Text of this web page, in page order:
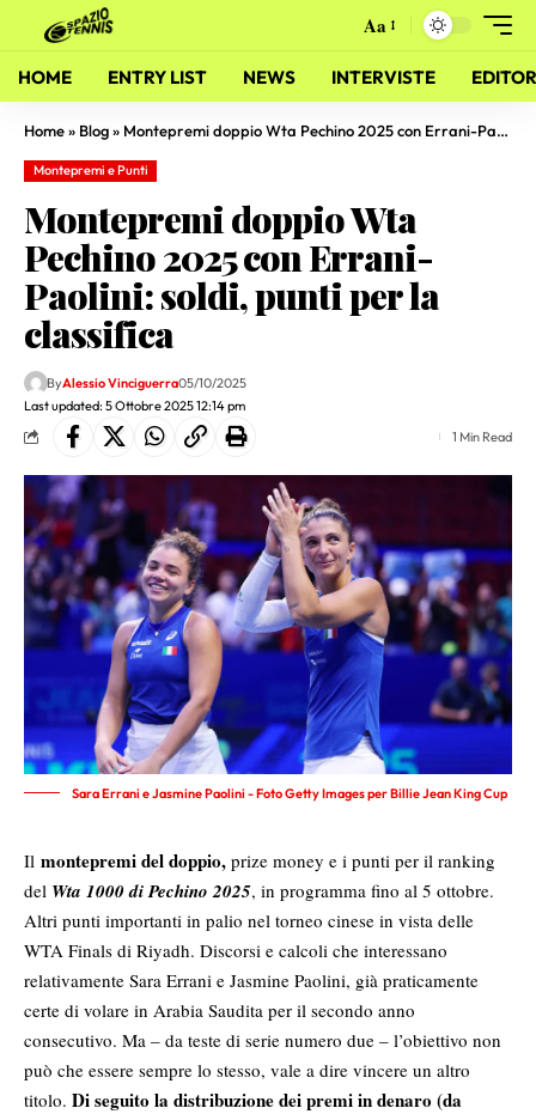
Aa
HOME ENTRY LIST NEWS INTERVISTE
Home» Blog» Montepremi doppio Wta Pechino 2025 con Errani-Paolini: soldi, punti per la classifica
Montepremi e Punti
Montepremi doppio Wta
Pechino 2025 con Errani-
Paolini: soldi, punti per la
classifica
Last updated: 5 Ottobre 2025 12:14 pm
ByAlessio Vinciguerra05/10/2025
1 Min Read
Sara Errani e Jasmine Paolini - Foto Getty Images per Billie Jean King Cup
Il montepremi del doppio, prize money e i punti per il ranking
del Wta 1000 di Pechino 2025, in programma fino al 5 ottobre.
Altri punti importanti in palio nel torneo cinese in vista delle
WTA Finals di Riyadh. Discorsi e calcoli che interessano
relativamente Sara Errani e Jasmine Paolini, già praticamente
certe di volare in Arabia Saudita per il secondo anno
consecutivo. Ma – da teste di serie numero due – l’obiettivo non
può che essere sempre lo stesso, vale a dire vincere un altro
titolo. Di seguito la distribuzione dei premi in denaro (da